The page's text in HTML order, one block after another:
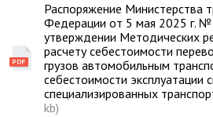
Распоряжение Министерства
Федерации от 5 мая 2025 г.
утверждении Методических
расчету себестоимости
грузов автомобильным
себестоимости эксплуатации
специализированных
kb)